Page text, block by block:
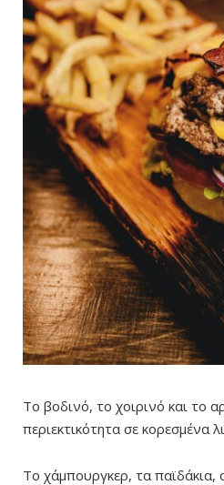
Το βοδινό, το χοιρινό και το
περιεκτικότητα σε κορεσμένα
Το χάμπουργκερ, τα παϊδάκια,